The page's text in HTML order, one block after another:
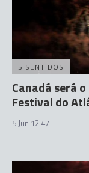
5 SENTIDOS
Canadá será
Festival do
5 Jun 12:47